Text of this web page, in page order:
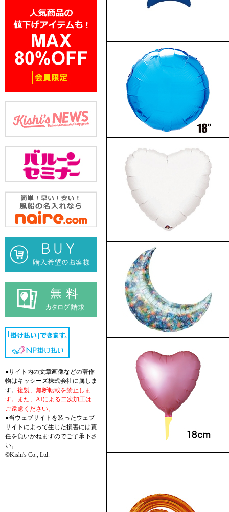
●サイト内の文章画像などの著作
物はキッシーズ株式会社に属しま
す。 複製、無断転載を禁止しま
す。また、AIによる二次加工は
ご遠慮ください。
●当ウェブサイトを装ったウェブ
サイトによって生じた損害には責
任を負いかねますのでご了承下さ
い。
©Kishi's Co., Ltd.